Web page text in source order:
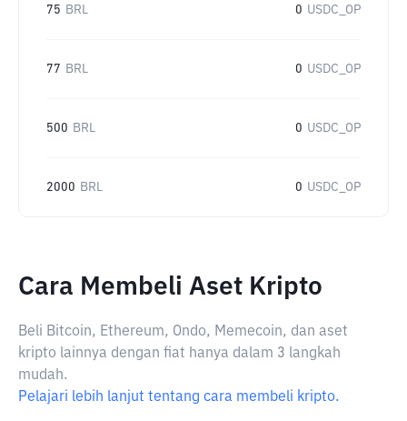
75 BRL 0 USDC_OP
77 BRL 0 USDC_OP
500 BRL 0 USDC_OP
2000 BRL 0 USDC_OP
Cara Membeli Aset Kripto
Beli Bitcoin, Ethereum, Ondo, Memecoin, dan aset
kripto lainnya dengan fiat hanya dalam 3 langkah
mudah.
Pelajari lebih lanjut tentang cara membeli kripto.